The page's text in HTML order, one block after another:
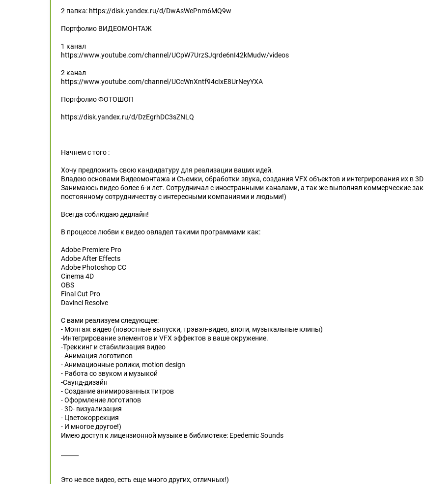
2 папка: https://disk.yandex.ru/d/DwAsWePnm6MQ9w
Портфолио ВИДЕОМОНТАЖ
1 канал
https://www.youtube.com/channel/UCpW7UrzSJqrde6nI42kMudw/videos
2 канал
https://www.youtube.com/channel/UCcWnXntf94cIxE8UrNeyYXA
Портфолио ФОТОШОП
https://disk.yandex.ru/d/DzEgrhDC3sZNLQ
Начнем с того :
Хочу предложить свою кандидатуру для реализации ваших идей.
Владею основами Видеомонтажа и Съемки, обработки звука, создания VFX объектов и интегрирования их в
Занимаюсь видео более 6-и лет. Сотрудничал с иностранными каналами, а так же выполнял коммерческие
постоянному сотрудничеству с интересными компаниями и людьми!)
Всегда соблюдаю дедлайн!
В процессе любви к видео овладел такими программами как:
Adobe Premiere Pro
Adobe After Effects
Adobe Photoshop CC
Cinema 4D
OBS
Final Cut Pro
Davinci Resolve
С вами реализуем следующее:
- Монтаж видео (новостные выпуски, трэвэл-видео, влоги, музыкальные клипы)
-Интегрирование элементов и VFX эффектов в ваше окружение.
-Треккинг и стабилизация видео
- Анимация логотипов
- Анимационные ролики, motion design
- Работа со звуком и музыкой
-Саунд-дизайн
- Создание анимированных титров
- Оформление логотипов
- 3D- визуализация
- Цветокоррекция
- И многое другое!)
Имею доступ к лицензионной музыке в библиотеке: Epedemic Sounds
Это не все видео, есть еще много других, отличных!)